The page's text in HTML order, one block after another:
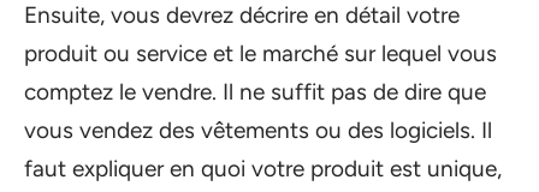
Ensuite, vous devrez décrire en détail votre
produit ou service et le marché sur lequel vous
comptez le vendre. Il ne suffit pas de dire que
vous vendez des vêtements ou des logiciels. Il
faut expliquer en quoi votre produit est unique,